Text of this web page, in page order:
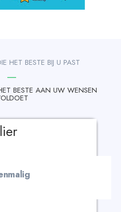
HET BESTE BIJ U PAST
BESTE AAN UW WENSEN